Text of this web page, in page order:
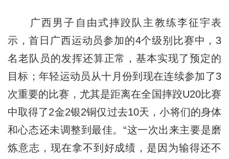
广西男子自由式摔跤队主教练李征宇表
示，首日广西运动员参加的4个级别比赛中，3
名老队员的发挥还算正常，基本实现了预定的
目标；年轻运动员从十月份到现在连续参加了3
次重要的比赛，尤其是距离在全国摔跤U20比赛
中取得了2金2银2铜仅过去10天，小将们的身体
和心态还未调整到最佳。“这一次出来主要是磨
炼意志，现在拿不到好成绩，是因为输得还不